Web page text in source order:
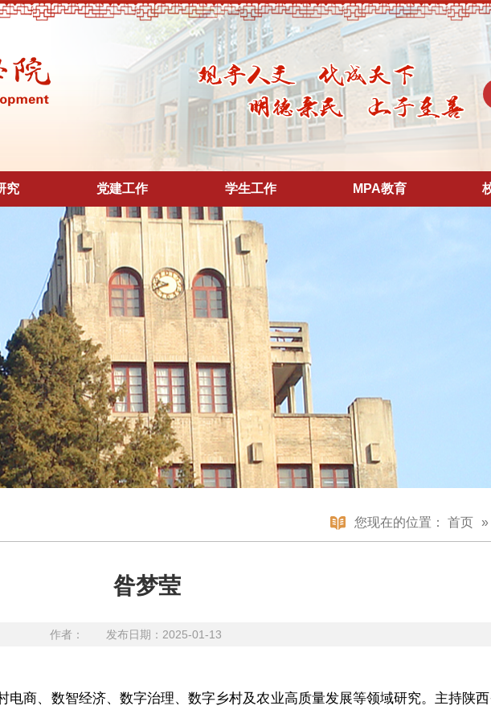
究 党建工作 学生工作 MPA教育
您现在的位置： 首页 »
昝梦莹
作者： 发布日期：2025-01-13
电商、数智经济、数字治理、数字乡村及农业高质量发展等领域研究。主持陕